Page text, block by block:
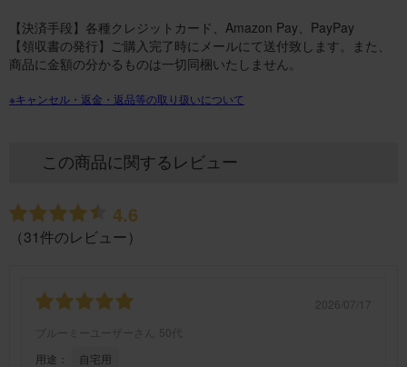
【決済手段】各種クレジットカード、Amazon Pay、PayPay
【領収書の発行】ご購入完了時にメールにて送付致します。また、
商品に金額の分かるものは一切同梱いたしません。
※キャンセル・返金・返品等の取り扱いについて
この商品に関するレビュー
4.6
（31件のレビュー）
2026/07/17
ブルーミーユーザーさん
50代
用途：
自宅用